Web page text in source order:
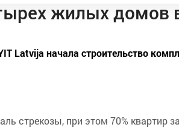
жилых домов
Latvija начала строительство
стрекозы, при этом 70% квартир